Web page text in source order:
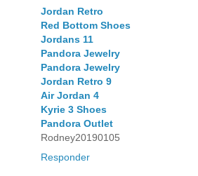
Jordan Retro
Red Bottom Shoes
Jordans 11
Pandora Jewelry
Pandora Jewelry
Jordan Retro 9
Air Jordan 4
Kyrie 3 Shoes
Pandora Outlet
Rodney20190105
Responder